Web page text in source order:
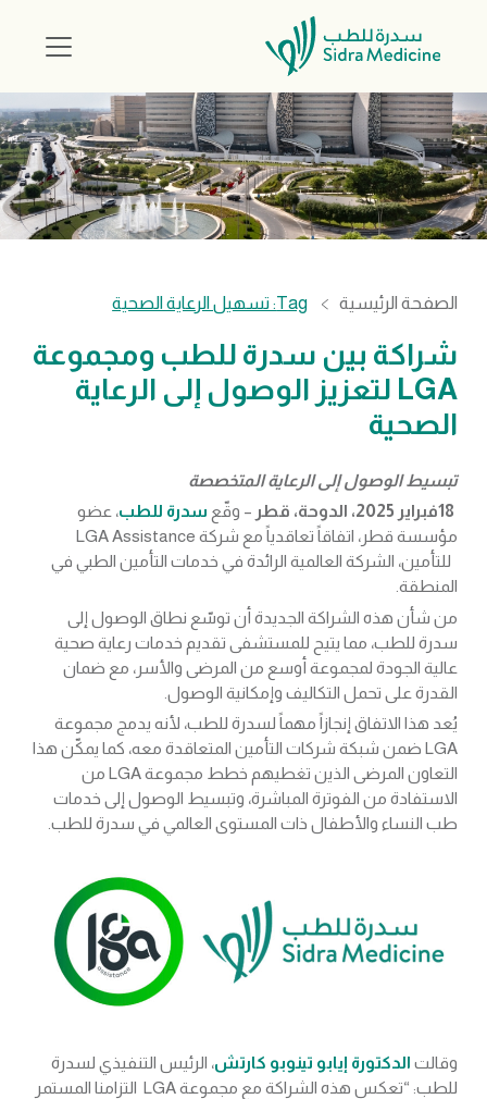
الصفحة الرئيسية Tag: تسهيل الرعاية الصحية
شراكة بين سدرة للطب ومجموعة
LGA لتعزيز الوصول إلى الرعاية
الصحية
تبسيط الوصول إلى الرعاية المتخصصة
– وقّع سدرة للطب، عضو
مؤسسة قطر، اتفاقاً تعاقدياً مع شركة LGA Assistance
للتأمين، الشركة العالمية الرائدة في خدمات التأمين الطبي في
المنطقة.
من شأن هذه الشراكة الجديدة أن توسّع نطاق الوصول إلى
سدرة للطب، مما يتيح للمستشفى تقديم خدمات رعاية صحية
عالية الجودة لمجموعة أوسع من المرضى والأسر، مع ضمان
القدرة على تحمل التكاليف وإمكانية الوصول.
يُعد هذا الاتفاق إنجازاً مهماً لسدرة للطب، لأنه يدمج مجموعة
LGA ضمن شبكة شركات التأمين المتعاقدة معه، كما يمكّن هذا
التعاون المرضى الذين تغطيهم خطط مجموعة LGA من
الاستفادة من الفوترة المباشرة، وتبسيط الوصول إلى خدمات
طب النساء والأطفال ذات المستوى العالمي في سدرة للطب.
وقالت الدكتورة إيابو تينوبو كارتش، الرئيس التنفيذي لسدرة
للطب: “تعكس هذه الشراكة مع مجموعة LGA التزامنا المستمر